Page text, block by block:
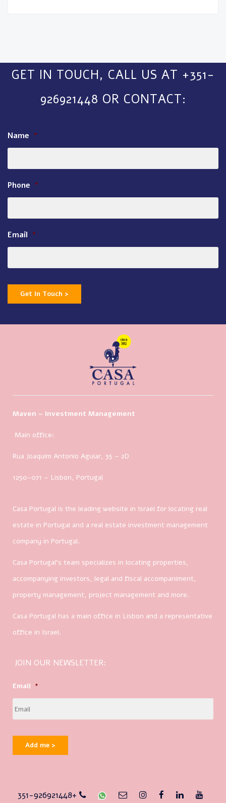
GET IN TOUCH, CALL US AT +351-
926921448 OR CONTACT:
Name *
Phone *
Email *
Get In Touch >
Maven – Investment Management
Main office:
Rua Joaquim Antonio Aguiar, 35 – 2D
1250-071 – Lisbon, Portugal
Casa Portugal is the leading website in Israel for locating real
estate in Portugal and a real estate investment management
company in Portugal.
Casa Portugal’s team specializes in locating properties,
accompanying investors, legal and fiscal accompaniment,
property management, project management and more.
Casa Portugal has a main office in Lisbon and a representative
office in Israel.
JOIN OUR NEWSLETTER:
Email *
Add me >
351-926921448+